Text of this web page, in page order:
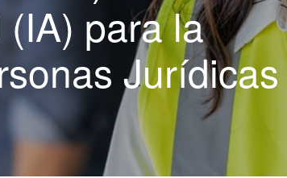
para la